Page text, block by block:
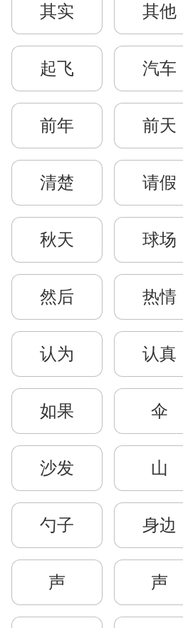
其实 其他
起飞 汽车
前年 前天
清楚 请假
秋天 球场
然后 热情
认为 认真
如果 伞
沙发 山
勺子 身边
声 声